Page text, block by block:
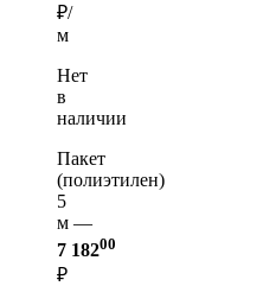
₽/
м
Нет
в
наличии
Пакет
(полиэтилен)
5
м —
7 18200
₽